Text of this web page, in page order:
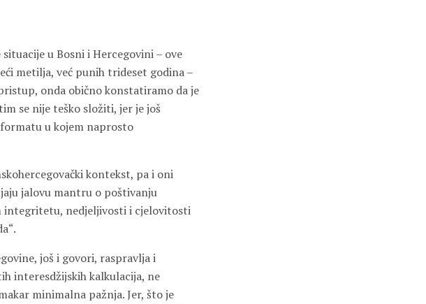
u Bosni i Hercegovini – ove
metilja, već punih trideset godina –
onda obično konstatiramo da je
se nije teško složiti, jer je još
u kojem naprosto
kontekst, pa i oni
jalovu mantru o poštivanju
integritetu, nedjeljivosti i cjelovitosti
još i govori, raspravlja i
interesdžijskih kalkulacija, ne
minimalna pažnja. Jer, što je